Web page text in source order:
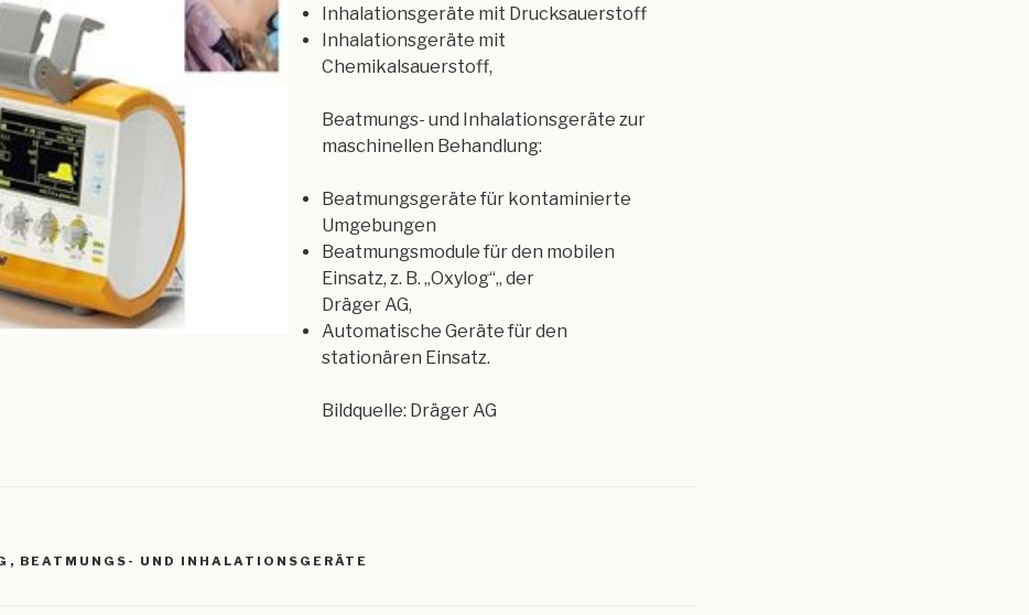
Inhalationsgeräte mit Drucksauerstoff
Inhalationsgeräte mit
Chemikalsauerstoff,
Beatmungs- und Inhalationsgeräte zur
maschinellen Behandlung:
Beatmungsgeräte für kontaminierte
Umgebungen
Beatmungsmodule für den mobilen
Einsatz, z. B. „Oxylog“„ der
Dräger AG,
Automatische Geräte für den
stationären Einsatz.
Bildquelle: Dräger AG
, BEATMUNGS- UND INHALATIONSGERÄTE